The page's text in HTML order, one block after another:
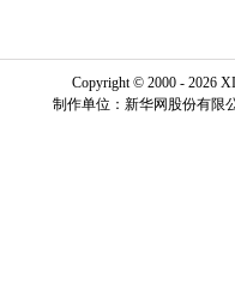
Copyright © 2000 - 2026
制作单位：新华网股份有